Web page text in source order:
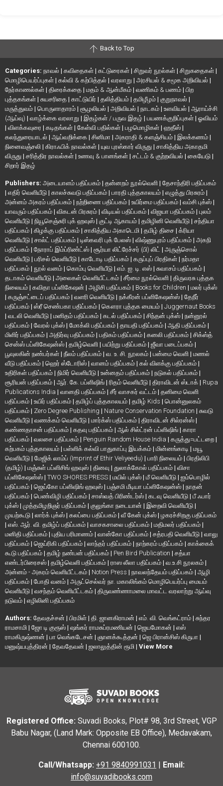
Back to Top
Categories: நாவல் | கவிதைகள் | கட்டுரைகள் | சிறுவர் நூல்கள் | சிறுகதைகள் |
மொழிபெயர்ப்புகள் | கல்வி & கற்பித்தல் | வரலாறு | அரசியல் & சமூக அறிவியல் |
நேர்காணல்கள் | திரைக்கதை | மதம் & ஆன்மீகம் | வணிகம் & பணம் | பிற
புத்தகங்கள் | சுயசரிதை | காட்டுயிர் | தலித்தியம் | தமிழீழம் | குறுநாவல் |
மருத்துவம் | பொருளாதாரம் | சூழலியல் | அறிவியல் | நாடகம் | உளவியல் | ஆராய்ச்சி
(ஆய்வு) | வாழ்க்கை வரலாறு | இதழ்கள் / பருவ இதழ் | பயணக்குறிப்புகள் | ஓவியம்
| விளக்கவுரை | கடிதங்கள் | கேள்வி பதில்கள் | பழமொழிகள் | ஹதீஸ் |
கலந்துரையாடல் | ஆய்வறிக்கை | சினிமா | அகராதி & களஞ்சியம் | இலக்கணம் |
நினைவஞ்சலி | கிராஃபிக் நாவல்கள் | யுவ புரஸ்கார் விருது | சாகித்திய அகாதமி
விருது | சரித்திர நாவல்கள் | உணவு & பானங்கள் | சட்டம் & குற்றவியல் | கையேடு |
சிறார் இதழ்
Publishers: அடையாளம் பதிப்பகம் | தன்னறம் நூல்வெளி | தேசாந்திரி பதிப்பகம்
| எதிர் வெளியீடு | காலச்சுவடு பதிப்பகம் | பாரதி புத்தகாலயம் | எழுத்து பிரசுரம் |
அன்னம் அகரம் பதிப்பகம் | நற்றிணை பதிப்பகம் | உயிர்மை பதிப்பகம் | வம்சி புக்ஸ் |
யாவரும் பதிப்பகம் | விகடன் பிரசுரம் | விடியல் பதிப்பகம் | விஜயா பதிப்பகம் | புலம்
வெளியீடு | நியூசெஞ்சுரி புக் ஹவுஸ் | குட்டி ஆகாயம் | தமிழினி வெளியீடு | சந்தியா
பதிப்பகம் | கிழக்கு பதிப்பகம் | சாகித்திய அகாடெமி | தமிழ் திசை | க்ரியா
வெளியீடு | சால்ட் பதிப்பகம் | டிஸ்கவரி புக் பேலஸ் | விஷ்ணுபுரம் பதிப்பகம் | அகநி
பதிப்பகம் | நோராப் இம்ப்ரிண்ட்ஸ் | சூர்யா லிட்ரேச்சர் (பி) லிட் | அருஞ்சொல்
வெளியீடு | பரிசல் வெளியீடு | காடோடி பதிப்பகம் | கருப்புப் பிரதிகள் | நர்மதா
பதிப்பகம் | நூல் வனம் | கொம்பு வெளியீடு | எம். ஐ. டி. எஸ் | சுவாசம் பதிப்பகம் |
தடாகம் வெளியீடு | அலைகள் வெளியீட்டகம் | சீர்மை நூல்வெளி | திருவரசு புத்தக
நிலையம் | கவிதா பப்ளிகேஷன் | அழிசி பதிப்பகம் | Books for Children | மலர் புக்ஸ்
| கருஞ்சட்டைப் பதிப்பகம் | வளரி வெளியீடு | நக்கீரன் பப்ளிகேஷன்ஸ் | தேநீர்
பதிப்பகம் | ஸ்ரீ செண்பகா பதிப்பகம் | கௌரா புத்தக மையம் | Juggernaut Books
| வடலி வெளியீடு | மனிதம் பதிப்பகம் | கடல் பதிப்பகம் | சிந்தன் புக்ஸ் | நன்னூல்
பதிப்பகம் | வேரல் புக்ஸ் | மோக்லி பதிப்பகம் | தாயதி பதிப்பகம் | ஆதி பதிப்பகம் |
மிளிர் பதிப்பகம் | அதிர்வு பதிப்பகம் | பதிகம் பதிப்பகம் | கனலி பதிப்பகம் | சிக்ஸ்த்
சென்ஸ் பப்ளிகேஷன்ஸ் | தமிழ்வெளி | பயிற்று பதிப்பகம் | ஜீவா படைப்பகம் |
பூவுலகின் நண்பர்கள் | நீலம் பதிப்பகம் | வ. உ. சி. நூலகம் | பன்மை வெளி | மணல்
வீடு பதிப்பகம் | ஹெர் ஸ்டோரிஸ் | வானம் பதிப்பகம் | கல் விளக்கு பதிப்பகம் |
உதிரிகள் பதிப்பகம் | நிமிர் வெளியீடு | உன்னதம் பதிப்பகம் | நடுகல் பதிப்பகம் |
சூரியன் பதிப்பகம் | ஆர். கே. பப்ளிஷிங் | ரிதம் வெளியீடு | திராவிடன் ஸ்டாக் | Rupa
Publications India | வானதி பதிப்பகம் | சீர் வாசகர் வட்டம் | தனிமை வெளி
பதிப்பகம் | உயிர் பதிப்பகம் | தமிழ்ப் புத்தகாலயம் | தமிழ் Kids | பொன்னுலகம்
பதிப்பகம் | Zero Degree Publishing | Nature Conservation Foundation | சுவடு
வெளியீடு | வணக்கம் வெளியீடு | மார்க்ஸ் பதிப்பகம் | திராவிடன் சில்ரன்ஸ் |
கண்ணதாசன் பதிப்பகம் | கதவு பதிப்பகம் | ஆல் சில்ட்ரன் பப்ளிஷிங் | காரா
பதிப்பகம் | வலசை பதிப்பகம் | Penguin Random House India | கருத்து=பட்டறை |
கற்பகம் புத்தகாலயம் | பள்ளிக் கல்வி பாதுகாப்பு இயக்கம் | மின்னங்காடி | மயூ
வெளியீடு | மேஜிக் லாம்ப் (Imprint of Ethir Veliyeedu) | பாரி நிலையம் | பிரதிலிபி
(தமிழ்) | மஞ்சுள் பப்ளிசிங் ஹவுஸ் | தினவு | துலாக்கோல் பதிப்பகம் | விசா
பப்ளிகேஷன்ஸ் | TWO SHORES PRESS | மயில் புக்ஸ் | மீ வெளியீடு | ஐம்பொழில்
பதிப்பகம் | ஜெய்கோ பப்ளிஷிங் ஹவுஸ் | பஞ்சமி மீடியா பப்ளிகேஷன்ஸ் | நாதன்
பதிப்பகம் | பெண்விழி பதிப்பகம் | சாஸ்வத் பிரிண்டர்ஸ் | கடவு வெளியீடு | பீ ஃபார்
புக்ஸ் | முத்தமிழறிஞர் பதிப்பகம் | குலுங்கா நடையான் | இறைவி வெளியீடு |
முயற்கூடு | லார்க் புக்ஸ் | கலப்பை பதிப்பகம் | வீ கேன் புக்ஸ் | ழகரச்சிறகு பதிப்பகம்
| எஸ். ஆர். வி. தமிழ்ப் பதிப்பகம் | வாசகசாலை பதிப்பகம் | மதிமலர் பதிப்பகம் |
மனிதி பதிப்பகம் | புதிய பரிமாணம் | வான்கோ பதிப்பகம் | சத்ரபதி வெளியீடு | வாலு
பதிப்பகம் | ஜெய்ரிகி பதிப்பகம் | லாந்தர் பதிப்பகம் | நாற்கரம் பதிப்பகம் | காக்கைக்
கூடு பதிப்பகம் | தமிழ் நண்பன் பதிப்பகம் | Pen Bird Publication | சத்யா
எண்டர்பிரைசஸ் | தமிழ்வெளி பதிப்பகம் | ராஸ லீலா பதிப்பகம் | வ.உ.சி நூலகம் |
அன்னம் - அகரம் வெளியீட்டகம் | Notion Press | நாவலந்தேயம் பதிப்பகம் | ஆழி
பதிப்பகம் | போதி வனம் | அருட்செல்வர் நா. மகாலிங்கம் மொழிபெயர்ப்பு மையம்
வெளியீடு | வசந்தம் வெளியீட்டகம் | திருவண்ணாமலை மாவட்ட வரலாற்று ஆய்வு
நடுவம் | எழிலினி பதிப்பகம்
Authors: தேவதச்சன் | பிரமிள் | தி. ஜானகிராமன் | எம். வி. வெங்கட்ராம் | சுந்தர
ராமசாமி | ஜோ டி குரூஸ் | ஷங்கர் ராமசுப்ரமணியன் | ஜெயமோகன் | எஸ்
ராமகிருஷ்ணன் | பா வெங்கடேசன் | ஞானக்கூத்தன் | ஜெ பிரான்சிஸ் கிருபா |
மனுஷ்யபுத்திரன் | தேவதேவன் | ஜலாலுத்தின் ரூமி | View More
Registered Office: Suvadi Books, Plot# 98, 3rd Street, VGP
Babu Nagar, (Land Mark: Opposite EB Office), Medavakam,
Chennai 600100.
Call/Whatsapp: +91 9840991031 | Email:
info@suvadibooks.com